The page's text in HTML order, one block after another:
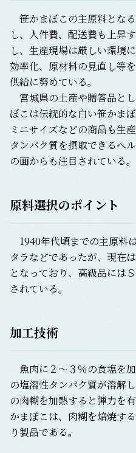
笹かまぼこの主原料とな
し、人件費、配送費も上昇
し、生産現場は厳しい環境
効率化、原材料の見直し等
供給に努めている。
宮城県の土産や贈答品と
ぼこは伝統的な白い笹かま
ミニサイズなどの商品も生
タンパク質を摂取できるヘ
の面からも注目されている。
原料選択のポイント
1940年代頃までの主原料
タラなどであったが、現在
となっており、高級品には
されている。
加工技術
魚肉に２～３％の食塩を
の塩溶性タンパク質が溶解
の肉糊を加熱すると弾力を
かまぼこは、肉糊を焙焼す
り製品である。